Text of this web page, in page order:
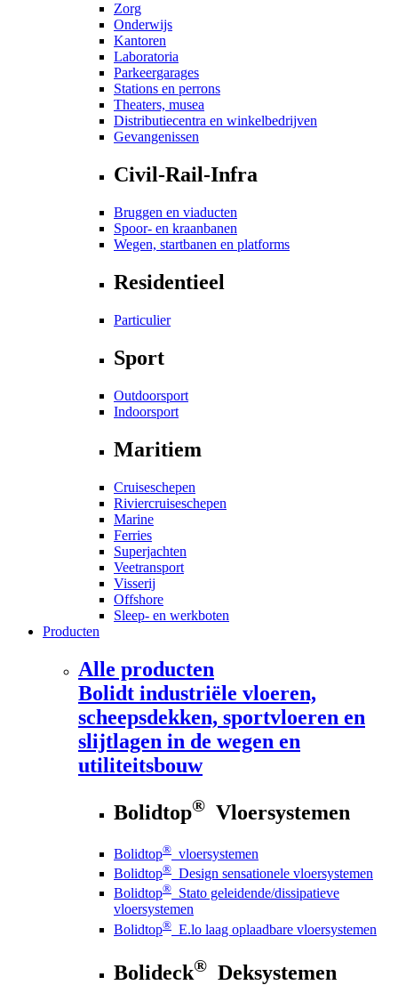
Zorg
Onderwijs
Kantoren
Laboratoria
Parkeergarages
Stations en perrons
Theaters, musea
Distributiecentra en winkelbedrijven
Gevangenissen
Civil-Rail-Infra
Bruggen en viaducten
Spoor- en kraanbanen
Wegen, startbanen en platforms
Residentieel
Particulier
Sport
Outdoorsport
Indoorsport
Maritiem
Cruiseschepen
Riviercruiseschepen
Marine
Ferries
Superjachten
Veetransport
Visserij
Offshore
Sleep- en werkboten
Producten
Alle producten
Bolidt industriële vloeren,
scheepsdekken, sportvloeren en
slijtlagen in de wegen en
utiliteitsbouw
Bolidtop® Vloersystemen
Bolidtop® vloersystemen
Bolidtop® Design sensationele vloersystemen
Bolidtop® Stato geleidende/dissipatieve
vloersystemen
Bolidtop® E.lo laag oplaadbare vloersystemen
Bolideck® Deksystemen